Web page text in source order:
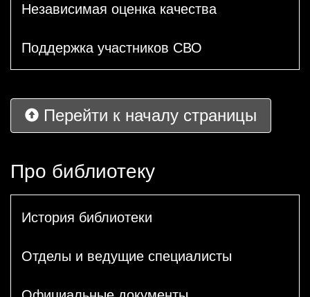
Независимая оценка качества
Поддержка участников СВО
Перейти к началу страницы
Про библиотеку
История библиотеки
Отделы и ведущие специалисты